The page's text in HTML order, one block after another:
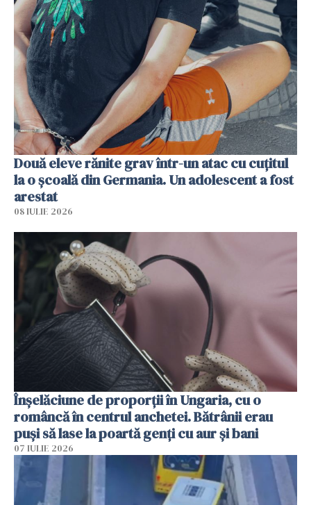
Două eleve rănite grav într-un atac cu cuțitul
la o școală din Germania. Un adolescent a fost
arestat
08 IULIE 2026
Înșelăciune de proporții în Ungaria, cu o
româncă în centrul anchetei. Bătrânii erau
puși să lase la poartă genți cu aur și bani
07 IULIE 2026